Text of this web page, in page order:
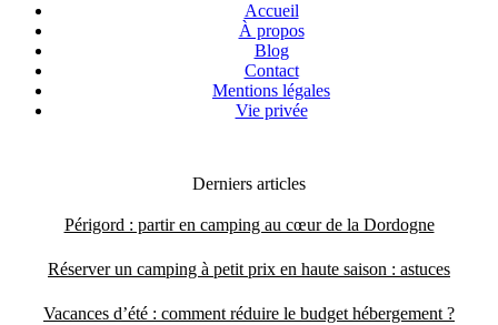
Accueil
À propos
Blog
Contact
Mentions légales
Vie privée
Derniers articles
Périgord : partir en camping au cœur de la Dordogne
Réserver un camping à petit prix en haute saison : astuces
Vacances d’été : comment réduire le budget hébergement ?